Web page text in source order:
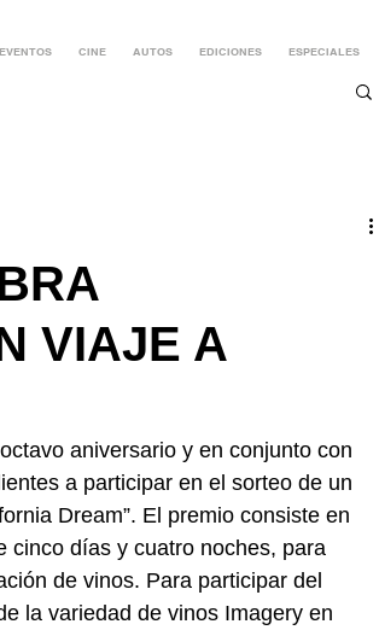
EVENTOS CINE AUTOS EDICIONES ESPECIALES
VIAJE A
aniversario y en conjunto con
a participar en el sorteo de un
Dream”. El premio consiste en
cinco días y cuatro noches, para
de vinos. Para participar del
la variedad de vinos Imagery en